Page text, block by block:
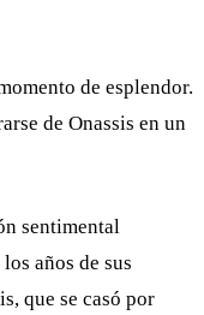
de esplendor.
de Onassis en un
sentimental
años de sus
que se casó por